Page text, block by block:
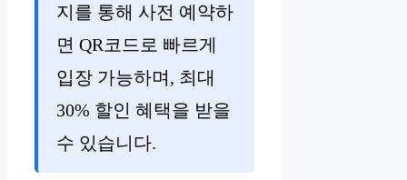
지를 통해 사전 예약하
면 QR코드로 빠르게
입장 가능하며, 최대
30% 할인 혜택을 받을
수 있습니다.